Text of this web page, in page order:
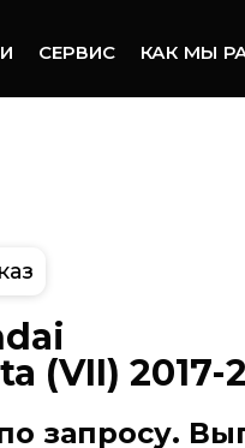
СЕРВИС КАК МЫ
(VII) 2017-
запросу.